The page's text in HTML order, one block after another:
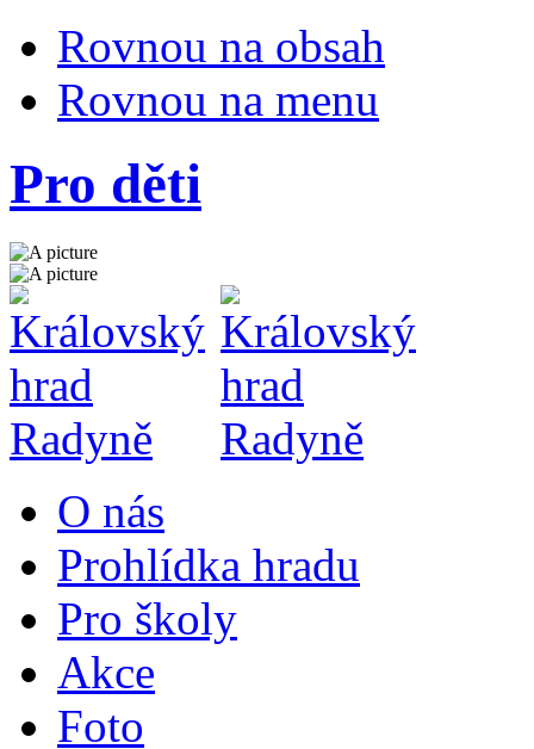
Rovnou na obsah
Rovnou na menu
Pro děti
O nás
Prohlídka hradu
Pro školy
Akce
Foto